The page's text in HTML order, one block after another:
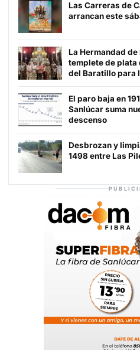
Las Carreras de
arrancan este
La Hermandad
templete de plata
del Baratillo para
El paro baja en
Sanlúcar suma
descenso
Desbrozan y
1498 entre Las